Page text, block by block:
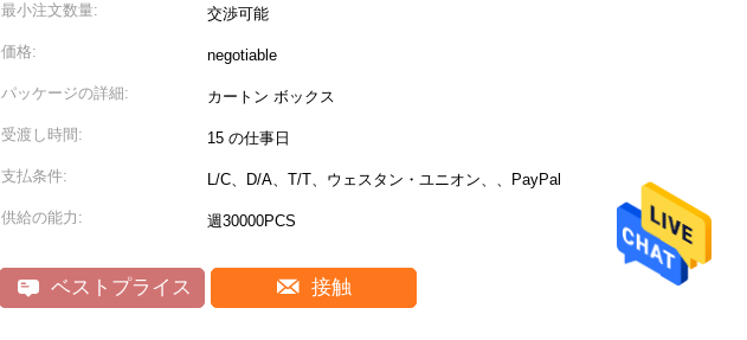
最小注文数量: 交渉可能
価格: negotiable
パッケージの詳細: カートン ボックス
受渡し時間: 15 の仕事日
支払条件: L/C、D/A、T/T、ウェスタン・ユニオン、、PayPal
供給の能力: 週30000PCS
ベストプライス 接触